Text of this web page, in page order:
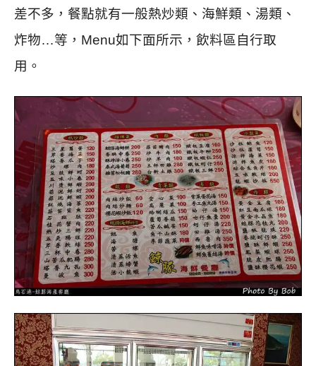
差不多，餐點就有一般熱炒類、海鮮類、湯類、
炸物…等，Menu如下面所示，飲料區自行取
用。